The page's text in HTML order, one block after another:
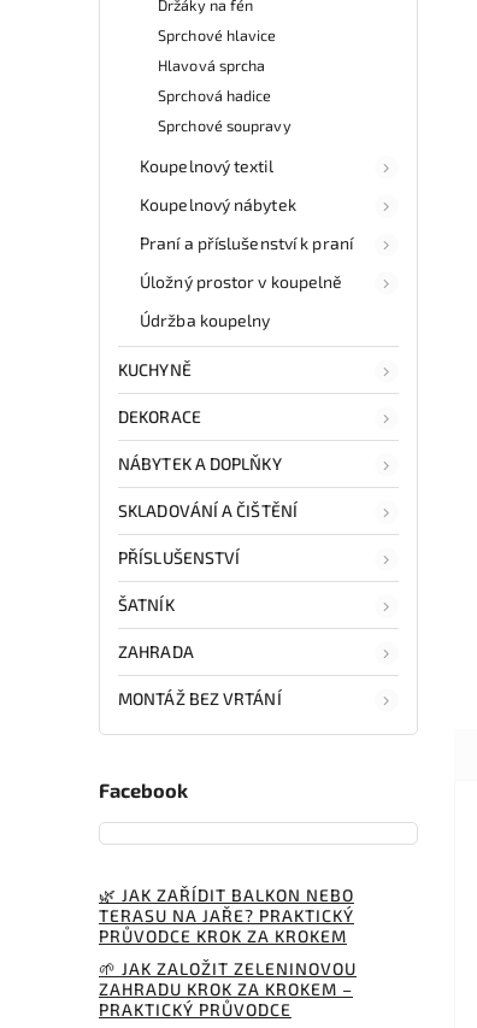
Držáky na fén
Sprchové hlavice
Hlavová sprcha
Sprchová hadice
Sprchové soupravy
Koupelnový textil
Koupelnový nábytek
Praní a příslušenství k praní
Úložný prostor v koupelně
Údržba koupelny
KUCHYNĚ
DEKORACE
NÁBYTEK A DOPLŇKY
SKLADOVÁNÍ A ČIŠTĚNÍ
PŘÍSLUŠENSTVÍ
ŠATNÍK
ZAHRADA
MONTÁŽ BEZ VRTÁNÍ
Facebook
🌿 JAK ZAŘÍDIT BALKON NEBO
TERASU NA JAŘE? PRAKTICKÝ
PRŮVODCE KROK ZA KROKEM
🌱 JAK ZALOŽIT ZELENINOVOU
ZAHRADU KROK ZA KROKEM –
PRAKTICKÝ PRŮVODCE